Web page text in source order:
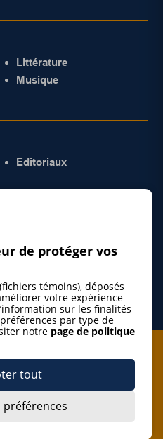
Littérature
Musique
Éditoriaux
à l'infolettre
de La Gazette de la
de protéger vos
témoins), déposés
votre expérience
sur les finalités
par type de
notre page de politique
tout
préférences